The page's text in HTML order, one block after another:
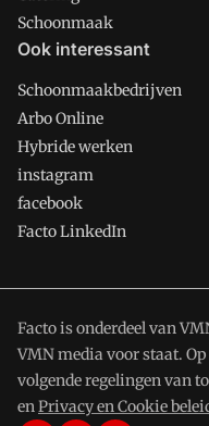
Schoonmaak
Ook interessant
Schoonmaakbedrijven
Arbo Online
Hybride werken
instagram
facebook
Facto LinkedIn
Facto is onderdeel van
VMN media voor staat.
volgende regelingen van
enPrivacy en Cookie